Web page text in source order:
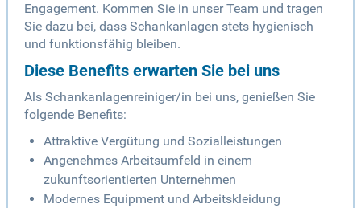
Engagement. Kommen Sie in unser Team und tragen
Sie dazu bei, dass Schankanlagen stets hygienisch
und funktionsfähig bleiben.
Diese Benefits erwarten Sie bei uns
Als Schankanlagenreiniger/in bei uns, genießen Sie
folgende Benefits:
Attraktive Vergütung und Sozialleistungen
Angenehmes Arbeitsumfeld in einem
zukunftsorientierten Unternehmen
Modernes Equipment und Arbeitskleidung